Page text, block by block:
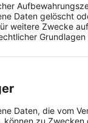
Daten gelöscht
weitere Zwecke
Daten, die vom
können zu Zwecken